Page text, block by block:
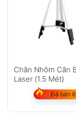
Chân Nhôm Cân
Laser (1.5 Mét)
Đã bán